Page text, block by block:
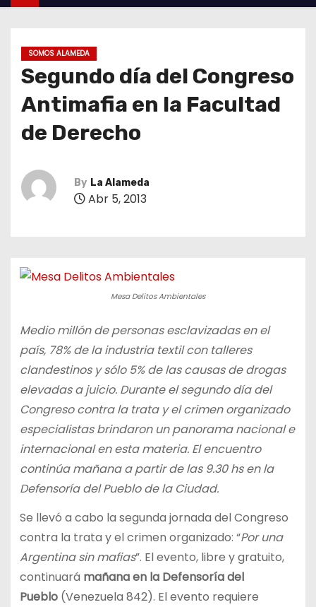
SOMOS ALAMEDA
Segundo día del Congreso
Antimafia en la Facultad
de Derecho
By La Alameda
Abr 5, 2013
Mesa Delitos Ambientales
Medio millón de personas esclavizadas en el
país, 78% de la industria textil con talleres
clandestinos y sólo 5% de las causas de drogas
elevadas a juicio. Durante el segundo día del
Congreso contra la trata y el crimen organizado
especialistas brindaron un panorama nacional e
internacional en esta materia. El encuentro
continúa mañana a partir de las 9.30 hs en la
Defensoría del Pueblo de la Ciudad.
Se llevó a cabo la segunda jornada del Congreso
contra la trata y el crimen organizado: “Por una
Argentina sin mafias”. El evento, libre y gratuito,
continuará mañana en la Defensoría del
Pueblo (Venezuela 842). El evento requiere